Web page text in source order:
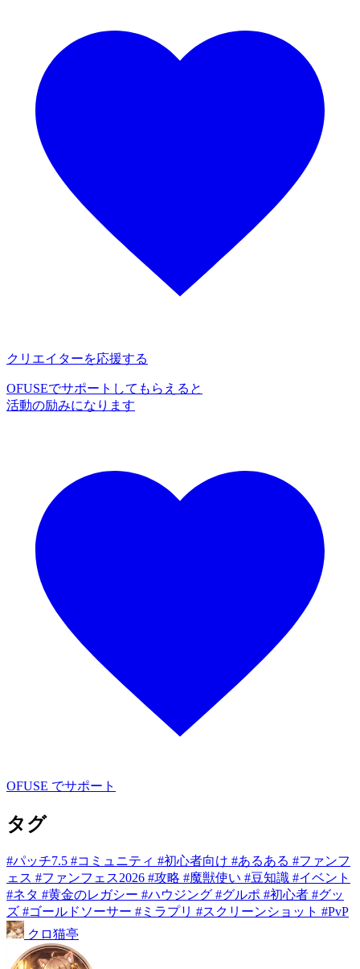
クリエイターを応援する
OFUSEでサポートしてもらえると
活動の励みになります
OFUSE でサポート
タグ
#パッチ7.5 #コミュニティ #初心者向け #あるある #ファンフ
ェス #ファンフェス2026 #攻略 #魔獣使い #豆知識 #イベント
#ネタ #黄金のレガシー #ハウジング #グルポ #初心者 #グッ
ズ #ゴールドソーサー #ミラプリ #スクリーンショット #PvP
クロ猫亭